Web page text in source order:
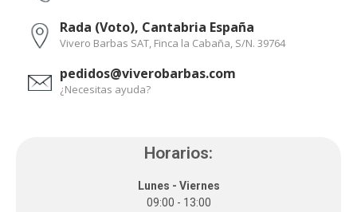
Rada (Voto), Cantabria España
Vivero Barbas SAT, Finca la Cabaña, S/N. 39764
pedidos@viverobarbas.com
¿Necesitas ayuda?
Horarios:
Lunes - Viernes
09:00 - 13:00